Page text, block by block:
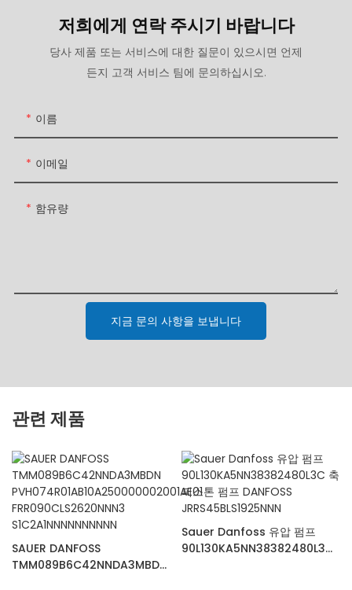
저희에게 연락 주시기 바랍니다
당사 제품 또는 서비스에 대한 질문이 있으시면 언제
든지 고객 서비스 팀에 문의하십시오.
이름
이메일
함유량
지금 문의 사항을 보냅니다
관련 제품
SAUER DANFOSS
TMM089B6C42NNDA3MBDN
Sauer Danfoss 유압 펌프
90L130KA5NN38382480L3C